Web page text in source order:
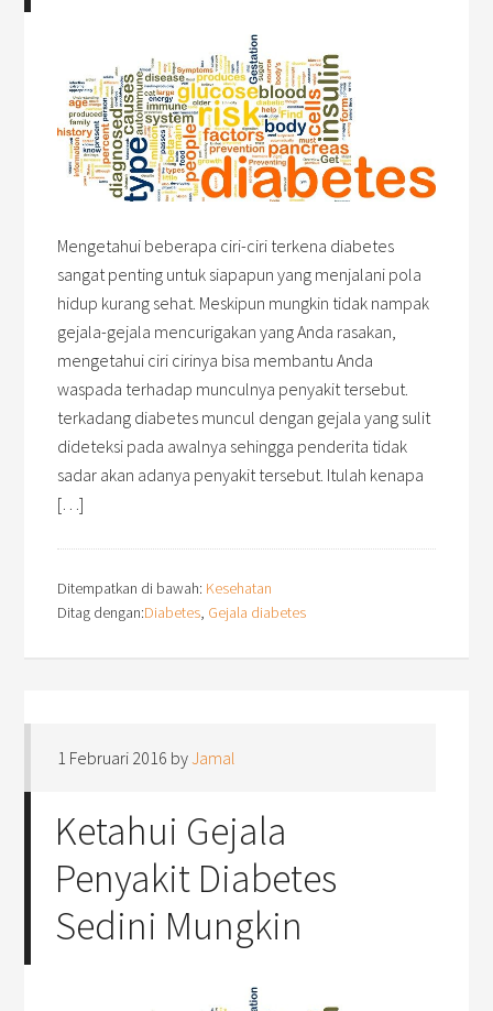
Mengetahui beberapa ciri-ciri terkena diabetes
sangat penting untuk siapapun yang menjalani pola
hidup kurang sehat. Meskipun mungkin tidak nampak
gejala-gejala mencurigakan yang Anda rasakan,
mengetahui ciri cirinya bisa membantu Anda
waspada terhadap munculnya penyakit tersebut.
terkadang diabetes muncul dengan gejala yang sulit
dideteksi pada awalnya sehingga penderita tidak
sadar akan adanya penyakit tersebut. Itulah kenapa
[…]
Ditempatkan di bawah: Kesehatan
Ditag dengan:Diabetes, Gejala diabetes
1 Februari 2016 byJamal
Ketahui Gejala
Penyakit Diabetes
Sedini Mungkin